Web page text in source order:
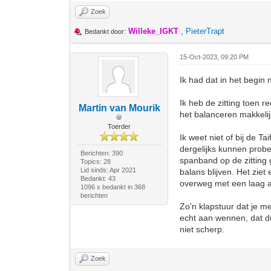
Zoek
Bedankt door: Willeke_IGKT , PieterTrapt
Martin van Mourik
Toerder
Berichten: 390
Topics: 28
Lid sinds: Apr 2021
Bedankt: 43
1096 x bedankt in 368
berichten
15-Oct-2023, 09:20 PM
Ik had dat in het begin
Ik heb de zitting toen
het balanceren
Ik weet niet of bij de
dergelijks kunnen
spanband op de zitting
balans blijven. Het ziet
overweg met een laag
Zo'n klapstuur dat je
echt aan wennen, dat
niet scherp.
Zoek